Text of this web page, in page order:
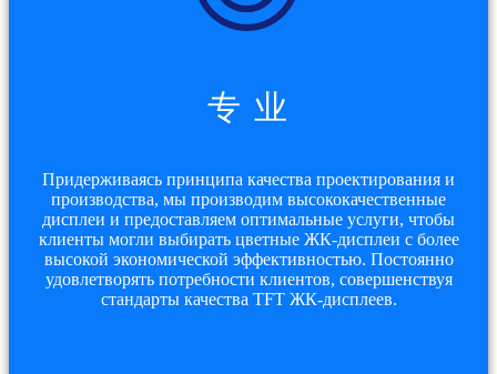
专 业
Придерживаясь принципа качества проектирования и
производства, мы производим высококачественные
дисплеи и предоставляем оптимальные услуги, чтобы
клиенты могли выбирать цветные ЖК-дисплеи с более
высокой экономической эффективностью. Постоянно
удовлетворять потребности клиентов, совершенствуя
стандарты качества TFT ЖК-дисплеев.